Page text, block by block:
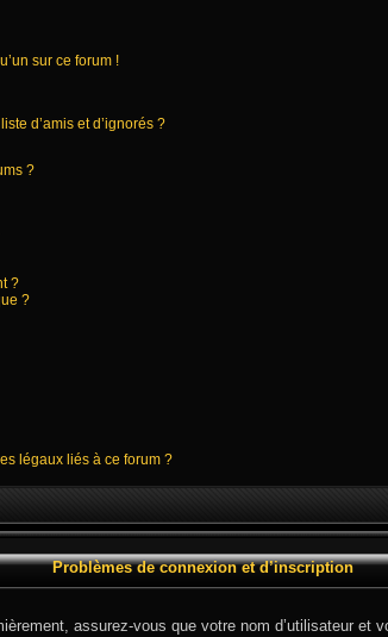
sur ce forum !
d’amis et d’ignorés ?
?
?
?
légaux liés à ce forum ?
Problèmes de connexion et d’inscription
assurez-vous que votre nom d’utilisateur